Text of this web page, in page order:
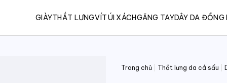
GIÀYTHẮT LƯNGVÍTÚI XÁCHGĂNG TAYDÂY DA ĐỒNG
Trang chủ Thắt lưng da cá sấu